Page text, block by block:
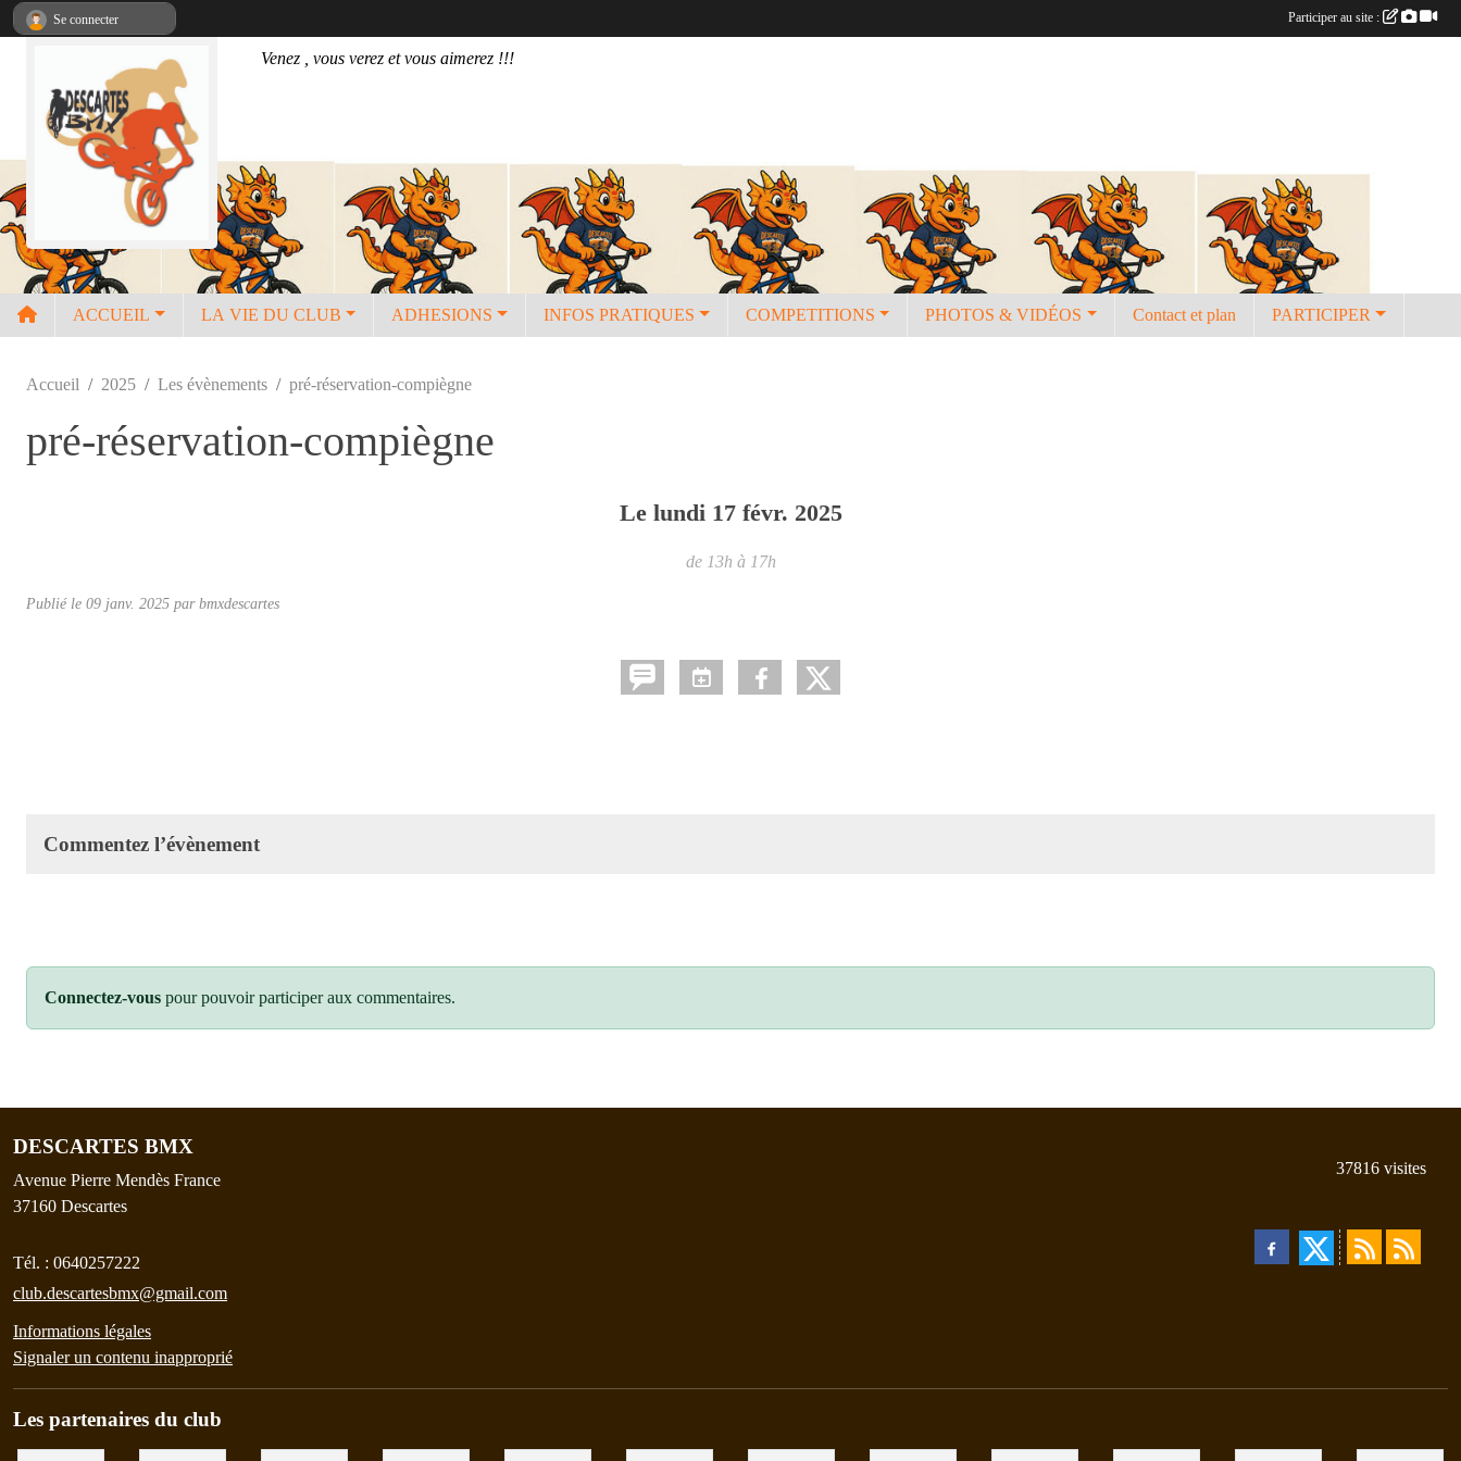
Venez , vous verez et vous aimerez !!!
ACCUEIL LA VIE DU CLUB ADHESIONS INFOS PRATIQUES COMPETITIONS PHOTOS & VIDÉOS Contact et plan PARTICIPER
Accueil 2025 Les évènements pré-réservation-compiègne
pré-réservation-compiègne
Le lundi 17 févr. 2025
de 13h à 17h
Publié le 09 janv. 2025 parbmxdescartes
Commentez l’évènement
Connectez-vous pour pouvoir participer aux commentaires.
DESCARTES BMX
Avenue Pierre Mendès France
37160 Descartes
Tél. : 0640257222
club.descartesbmx@gmail.com
Informations légales
Signaler un contenu inapproprié
37816 visites
Les partenaires du club
Se connecter Participer au site :
Panneau de gestion des cookies